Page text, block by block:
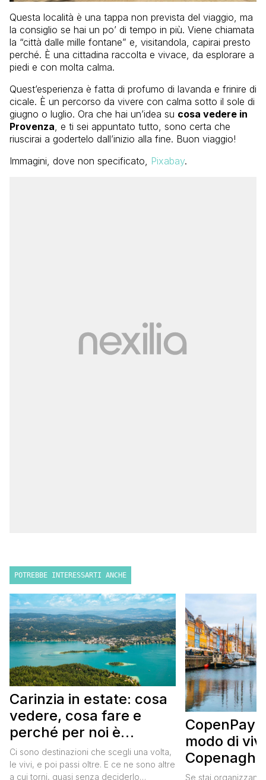
Questa località è una tappa non prevista del viaggio, ma
la consiglio se hai un po’ di tempo in più. Viene chiamata
la “città dalle mille fontane” e, visitandola, capirai presto
perché. È una cittadina raccolta e vivace, da esplorare a
piedi e con molta calma.
Quest’esperienza è fatta di profumo di lavanda e frinire di
cicale. È un percorso da vivere con calma sotto il sole di
giugno o luglio. Ora che hai un’idea su cosa vedere in
Provenza, e ti sei appuntato tutto, sono certa che
riuscirai a godertelo dall’inizio alla fine. Buon viaggio!
Immagini, dove non specificato, Pixabay.
POTREBBE INTERESSARTI ANCHE
Carinzia in estate: cosa
vedere, cosa fare e
perché per noi è
diventata una
destinazione del cuore
Ci sono destinazioni che scegli una volta,
le vivi, e poi passi oltre. E ce ne sono altre
a cui torni, quasi senza deciderlo
CopenPay:
modo di
meglio e
Se stai